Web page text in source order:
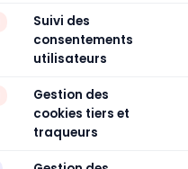
Suivi des
consentements
utilisateurs
Gestion des
cookies tiers et
traqueurs